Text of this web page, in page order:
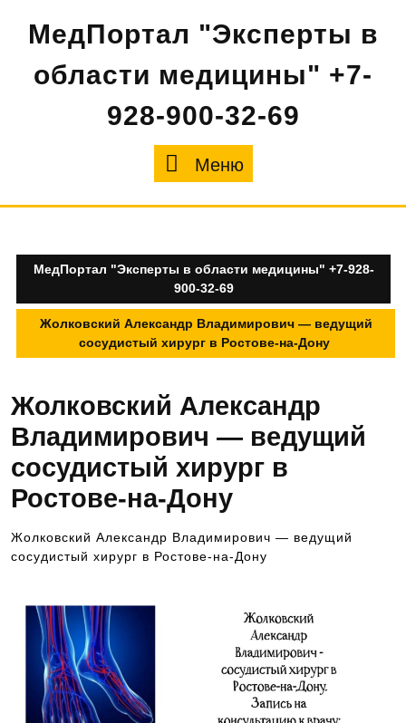
содержимому
МедПортал "Эксперты в
области медицины" +7-
928-900-32-69
Меню
МедПортал "Эксперты в области медицины" +7-928-
900-32-69
Жолковский Александр Владимирович — ведущий
сосудистый хирург в Ростове-на-Дону
Жолковский Александр
Владимирович — ведущий
сосудистый хирург в
Ростове-на-Дону
Жолковский Александр Владимирович — ведущий
сосудистый хирург в Ростове-на-Дону